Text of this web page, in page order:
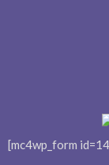
[mc4wp_form